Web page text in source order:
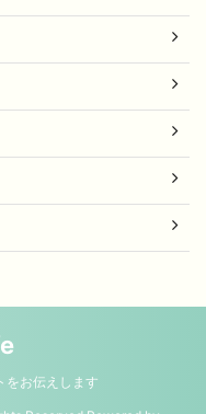
をお伝えします